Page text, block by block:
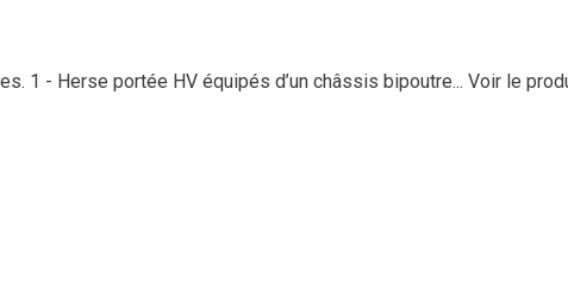
1 - Herse portée HV équipés d’un châssis bipoutre... Voir le